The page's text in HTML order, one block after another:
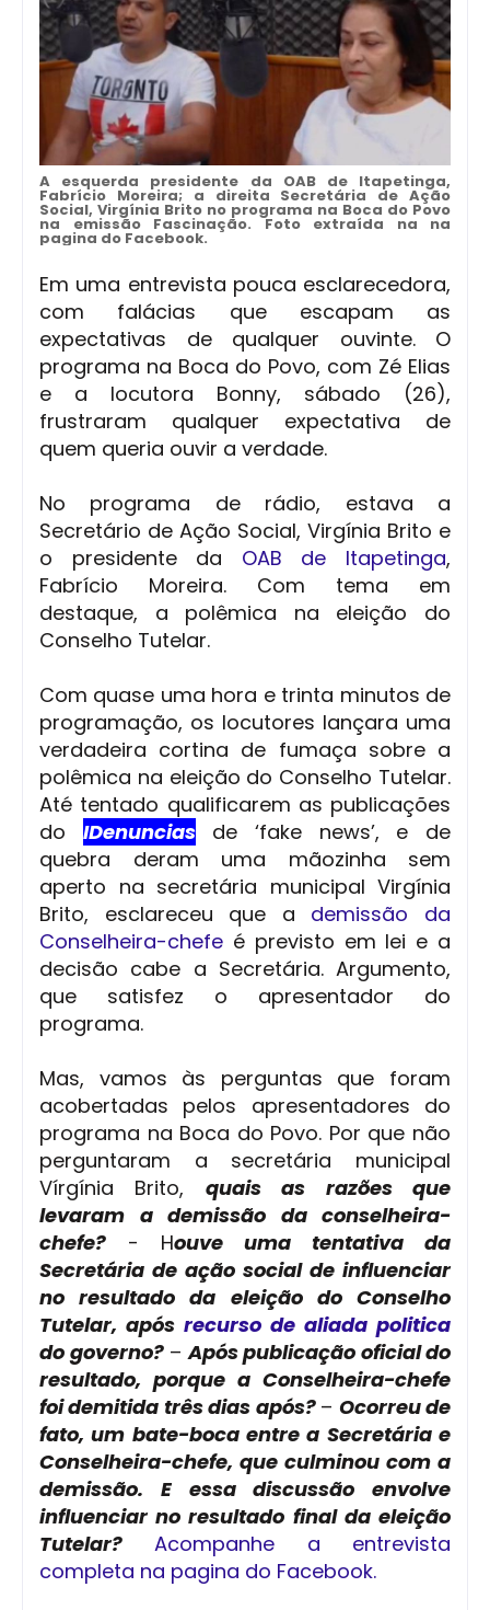
A esquerda presidente da OAB de Itapetinga,
Fabrício Moreira; a direita Secretária de Ação
Social, Virgínia Brito no programa na Boca do Povo
na emissão Fascinação. Foto extraída na na
pagina do Facebook.
Em uma entrevista pouca esclarecedora,
com falácias que escapam as
expectativas de qualquer ouvinte. O
programa na Boca do Povo, com Zé Elias
e a locutora Bonny, sábado (26),
frustraram qualquer expectativa de
quem queria ouvir a verdade.
No programa de rádio, estava a
Secretário de Ação Social, Virgínia Brito e
o presidente da OAB de Itapetinga,
Fabrício Moreira. Com tema em
destaque, a polêmica na eleição do
Conselho Tutelar.
Com quase uma hora e trinta minutos de
programação, os locutores lançara uma
verdadeira cortina de fumaça sobre a
polêmica na eleição do Conselho Tutelar.
Até tentado qualificarem as publicações
do IDenunciasde ‘fake news’, e de
quebra deram uma mãozinha sem
aperto na secretária municipal Virgínia
Brito, esclareceu que a demissão da
Conselheira-chefe é previsto em lei e a
decisão cabe a Secretária. Argumento,
que satisfez o apresentador do
programa.
Mas, vamos às perguntas que foram
acobertadas pelos apresentadores do
programa na Boca do Povo. Por que não
perguntaram a secretária municipal
Vírgínia Brito, quais as razões que
levaram a demissão da conselheira-
chefe? - Houve uma tentativa da
Secretária de ação social de influenciar
no resultado da eleição do Conselho
Tutelar, após recurso de aliada politica
do governo?–Após publicação oficial do
resultado, porque a Conselheira-chefe
foi demitida três dias após? – Ocorreu de
fato, um bate-boca entre a Secretária e
Conselheira-chefe, que culminou com a
demissão. E essa discussão envolve
influenciar no resultado final da eleição
Tutelar?
Acompanhe a entrevista
completa na pagina do Facebook.